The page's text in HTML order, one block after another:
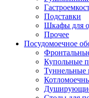
Подставки
Шкафы для
Прочее
Посудомоечное
Купольные